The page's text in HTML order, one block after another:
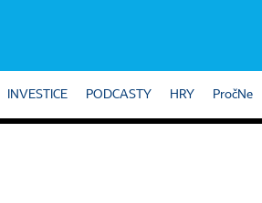
INVESTICE PODCASTY HRY PročNe